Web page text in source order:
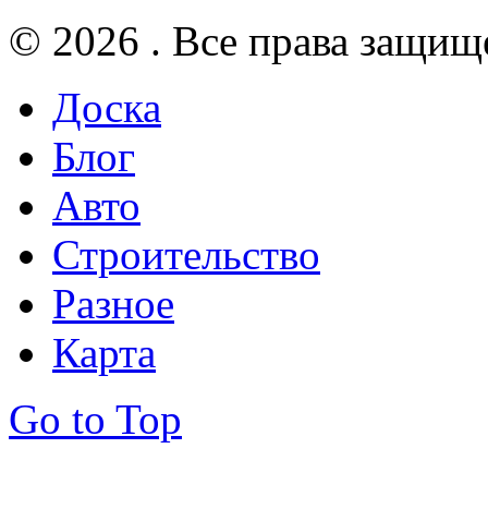
© 2026 . Все права
Доска
Блог
Авто
Строительство
Разное
Карта
Go to Top